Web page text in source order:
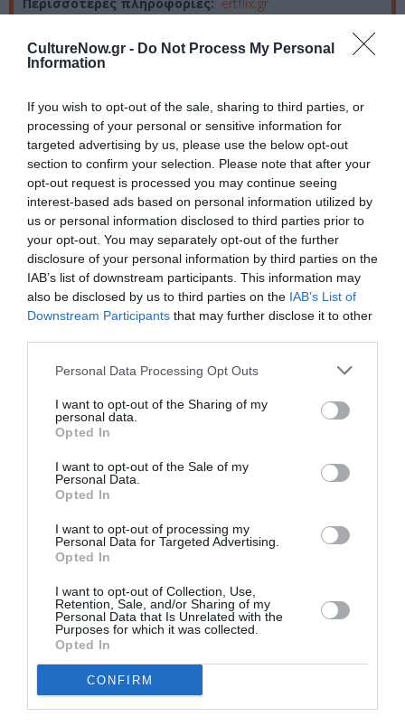
CultureNow.gr - Do Not Process My Personal
Information
If you wish to opt-out of the sale, sharing to third parties, or
processing of your personal or sensitive information for
targeted advertising by us, please use the below opt-out
section to confirm your selection. Please note that after your
opt-out request is processed you may continue seeing
interest-based ads based on personal information utilized by
us or personal information disclosed to third parties prior to
your opt-out. You may separately opt-out of the further
disclosure of your personal information by third parties on the
IAB’s list of downstream participants. This information may
also be disclosed by us to third parties on the IAB’s List of
Downstream Participants that may further disclose it to other
Personal Data Processing Opt Outs
I want to opt-out of the Sharing of my
personal data.
Opted In
I want to opt-out of the Sale of my
Personal Data.
Opted In
I want to opt-out of processing my
Personal Data for Targeted Advertising.
Opted In
I want to opt-out of Collection, Use,
Retention, Sale, and/or Sharing of my
Personal Data that Is Unrelated with the
Purposes for which it was collected.
Opted In
CONFIRM
Ακολουθήστε το Culturenow.gr στοGoogle News και
Δείτε όλα τατελευταία νέαγια την Τέχνη και τον
Πολιτισμό στοCulturenow.gr
Νέοι Διαγωνισμοί❯
Tags
ΑΡΗΣ ΛΕΜΠΕΣΟΠΟΥΛΟΣ
ΓΕΡΑΣΙΜΟΣ ΣΚΙΑΔΑΡΕΣΗΣ
ΔΗΜΟΣΘΕΝΗΣ ΠΑΠΑΔΟΠΟΥΛΟΣ
ΕΛΛΗΝΙΚΕΣ ΤΑΙΝΙΕΣ
ΕΡΤ
ΘΕΟΔΩΡΑ ΤΖΗΜΟΥ
Newsletter
Κάθε βδομάδα στο e-mail σας τα τελευταία νέα για
Σχετικά Άρθρα